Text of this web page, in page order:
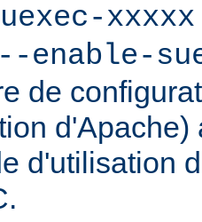
xxxxx
--enable-
de
d'Apache)
d'utilisation